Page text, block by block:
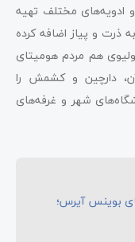
ادویه‌های مختلف تهیه
ذرت و پیاز اضافه کرده
هم مردم هومیتای
دارچین و کشمش را
شهر و غرفه‌های
بوینس آیرس؛